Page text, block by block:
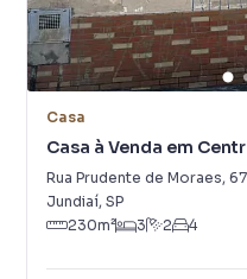
Casa
Casa à Venda em
Rua Prudente de Moraes,
Jundiaí, SP
230m² 3 2 4